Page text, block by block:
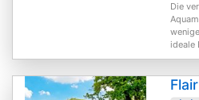
Die
ideale